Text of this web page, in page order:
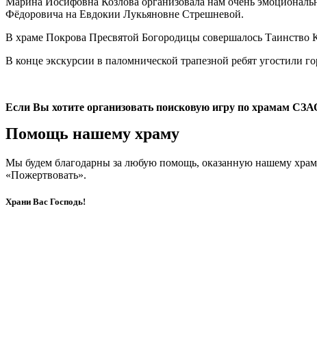
Фёдоровича на Евдокии Лукьяновне Стрешневой.
В храме Покрова Пресвятой Богородицы совершалось
В конце экскурсии в паломнической трапезной ребят угостили
Если Вы хотите организовать поисковую игру по храмам
Помощь нашему храму
Мы будем благодарны за любую помощь, оказанную нашему
«Пожертвовать».
Храни Вас Господь!